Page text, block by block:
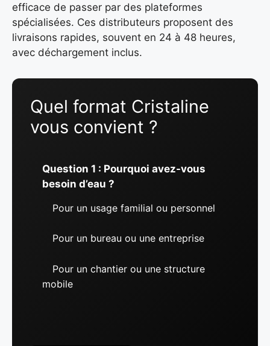
efficace de passer par des plateformes
spécialisées. Ces distributeurs proposent des
livraisons rapides, souvent en 24 à 48 heures,
avec déchargement inclus.
Quel format Cristaline
vous convient ?
Question 1 : Pourquoi avez-vous
besoin d’eau ?
Pour un usage familial ou personnel
Pour un bureau ou une entreprise
Pour un chantier ou une structure
mobile